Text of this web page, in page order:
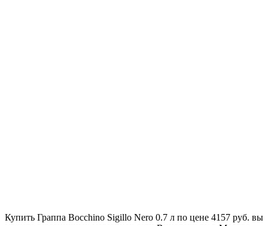
Купить Граппа Bocchino Sigillo Nero 0.7 л по цене 4157 руб. вы